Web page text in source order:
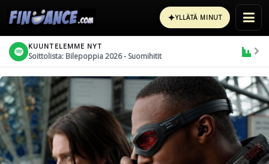
✦YLLÄTÄ MINUT
KUUNTELEMME NYT
Soittolista: Bilepoppia 2026 - Suomihitit